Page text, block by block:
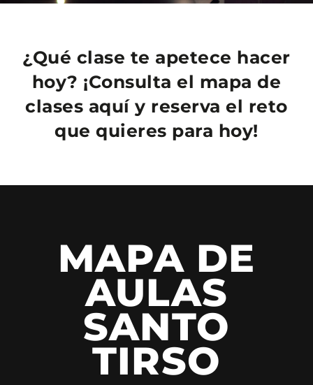
¿Qué clase te apetece hacer
hoy? ¡Consulta el mapa de
clases aquí y reserva el reto
que quieres para hoy!
MAPA DE
AULAS
SANTO
TIRSO